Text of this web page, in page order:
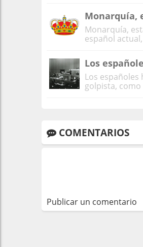
Monarquía,
Monarquía,
español
Los
Los
golpista,
COMENTARIOS
Publicar un comentario